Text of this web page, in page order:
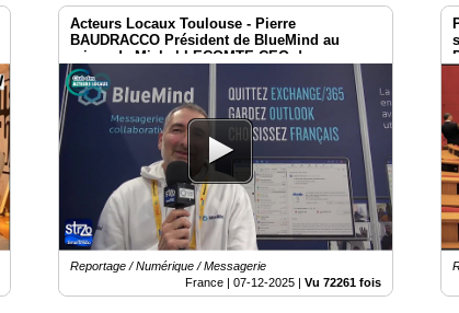
Acteurs Locaux Toulouse - Pierre
BAUDRACCO Président de BlueMind au
micro de Michel LECOMTE CEO de
Smartrezo
Reportage / Numérique / Messagerie
France | 07-12-2025| Vu 72261 fois